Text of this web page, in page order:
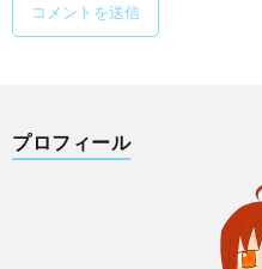
プロフィール